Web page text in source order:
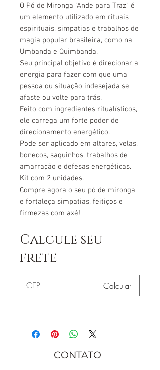
O Pó de Mironga "Ande para Traz" é
um elemento utilizado em rituais
espirituais, simpatias e trabalhos de
magia popular brasileira, como na
Umbanda e Quimbanda.
Seu principal objetivo é direcionar a
energia para fazer com que uma
pessoa ou situação indesejada se
afaste ou volte para trás.
Feito com ingredientes ritualísticos,
ele carrega um forte poder de
direcionamento energético.
Pode ser aplicado em altares, velas,
bonecos, saquinhos, trabalhos de
amarração e defesas energéticas.
Kit com 2 unidades.
Compre agora o seu pó de mironga
e fortaleça simpatias, feitiços e
firmezas com axé!
Calcule seu
frete
Calcular
CONTATO